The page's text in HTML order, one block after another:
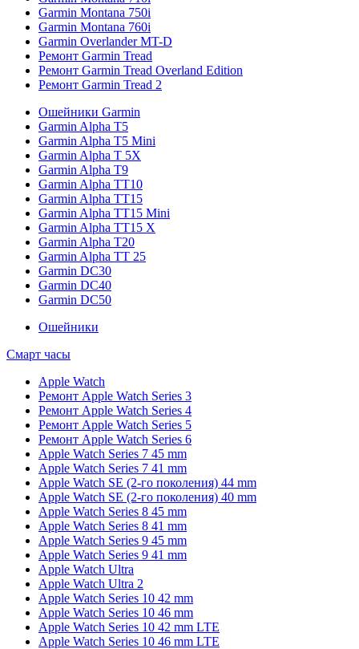
Garmin Montana 750i
Garmin Montana 760i
Garmin Overlander MT-D
Ремонт Garmin Tread
Ремонт Garmin Tread Overland Edition
Ремонт Garmin Tread 2
Ошейники Garmin
Garmin Alpha T5
Garmin Alpha T5 Mini
Garmin Alpha T 5X
Garmin Alpha T9
Garmin Alpha TT10
Garmin Alpha TT15
Garmin Alpha TT15 Mini
Garmin Alpha TT15 X
Garmin Alpha T20
Garmin Alpha TT 25
Garmin DC30
Garmin DC40
Garmin DC50
Ошейники
Смарт часы
Apple Watch
Ремонт Apple Watch Series 3
Ремонт Apple Watch Series 4
Ремонт Apple Watch Series 5
Ремонт Apple Watch Series 6
Apple Watch Series 7 45 mm
Apple Watch Series 7 41 mm
Apple Watch SE (2-го поколения) 44 mm
Apple Watch SE (2-го поколения) 40 mm
Apple Watch Series 8 45 mm
Apple Watch Series 8 41 mm
Apple Watch Series 9 45 mm
Apple Watch Series 9 41 mm
Apple Watch Ultra
Apple Watch Ultra 2
Apple Watch Series 10 42 mm
Apple Watch Series 10 46 mm
Apple Watch Series 10 42 mm LTE
Apple Watch Series 10 46 mm LTE